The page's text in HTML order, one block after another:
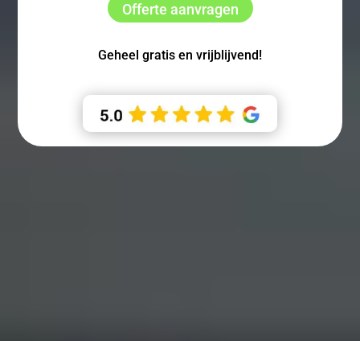
Offerte aanvragen
Geheel gratis en vrijblijvend!